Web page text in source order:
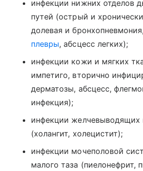
инфекции нижних отделов
путей (острый и
долевая и
плевры, абсцесс легких);
инфекции кожи и мягких
импетиго, вторично
дерматозы, абсцесс,
инфекция);
инфекции желчевыводящих
(холангит, холецистит);
инфекции мочеполовой
малого таза (пиелонефрит,